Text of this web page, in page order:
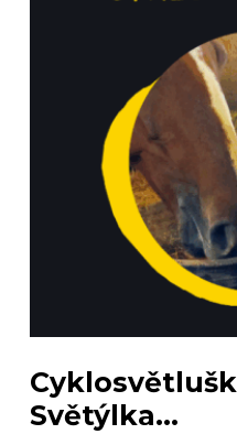
Světýlka...